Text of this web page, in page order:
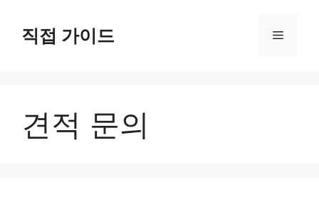
직접 가이드 메
견적 문의